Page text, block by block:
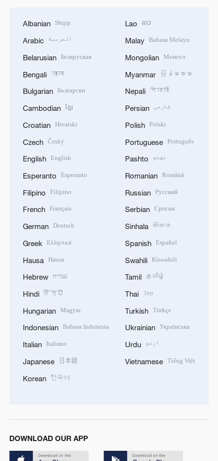
Albanian Shqip
Arabic العربية
Belarusian Беларуская
Bengali বাংলা
Bulgarian Български
Cambodian ខ្មែរ
Croatian Hrvatski
Czech Český
English English
Esperanto Esperanto
Filipino Filipino
French Français
German Deutsch
Greek Ελληνικά
Hausa Hausa
Hebrew עברית
Hindi हिन्दी
Hungarian Magyar
Indonesian Bahasa Indonesia
Italian Italiano
Japanese 日本語
Korean 한국어
Lao ລາວ
Malay Bahasa Melayu
Mongolian Монгол
Myanmar မြန်မာဘာသာ
Nepali नेपाली
Persian فارسی
Polish Polski
Portuguese Português
Pashto پښتو
Romanian Română
Russian Русский
Serbian Српски
Sinhala සිංහල
Spanish Español
Swahili Kiswahili
Tamil தமிழ்
Thai ไทย
Turkish Türkçe
Ukrainian Українська
Urdu اردو
Vietnamese Tiếng Việt
DOWNLOAD OUR APP